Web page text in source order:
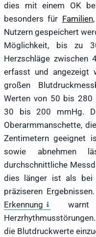
dies mit einem OK
besonders für Familien
Nutzern gespeichert
Möglichkeit, bis zu
Herzschläge
erfasst und angezeigt
großen
Werten von 50 bis 280
30 bis 200 mmHg.
Oberarmmanschette,
Zentimetern geeignet
sowie abnehmen
durchschnittliche
dies länger ist als bei
präziseren
Erkennung
warnt
die Blutdruckwerte